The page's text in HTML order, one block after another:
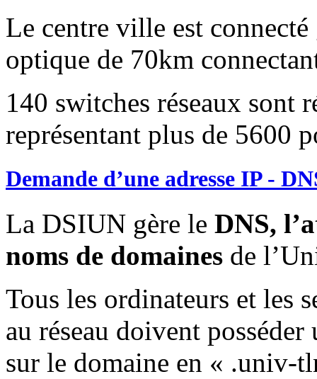
Le centre ville est
optique de 70km
140 switches réseaux sont
représentant plus de 5600
Demande d’une adresse IP -
La DSIUN gère le DNS,
noms de domaines de
Tous les ordinateurs et les
au réseau doivent
sur le domaine en « .univ-